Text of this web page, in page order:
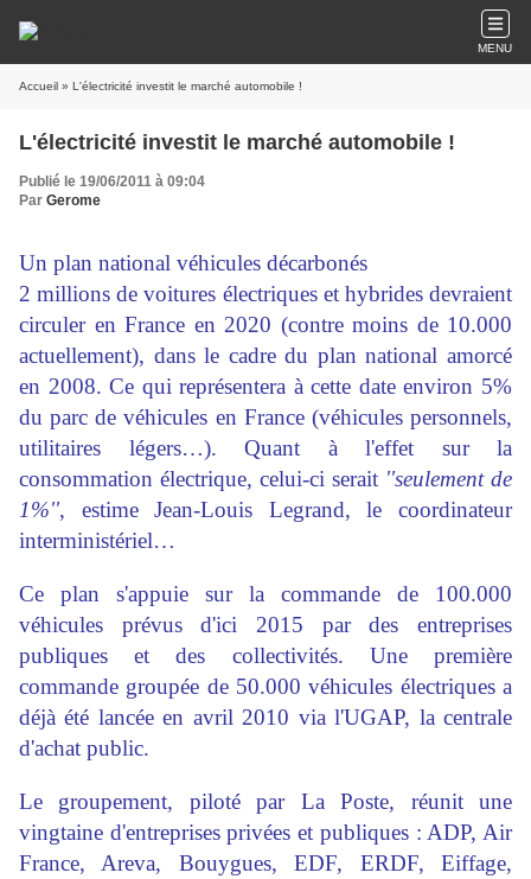
MENU
Accueil » L'électricité investit le marché automobile !
L'électricité investit le marché automobile !
Publié le 19/06/2011 à 09:04
Par Gerome
Un plan national véhicules décarbonés
2 millions de voitures électriques et hybrides devraient
circuler en France en 2020 (contre moins de 10.000
actuellement), dans le cadre du plan national amorcé
en 2008. Ce qui représentera à cette date environ 5%
du parc de véhicules en France (véhicules personnels,
utilitaires légers…). Quant à l'effet sur la
consommation électrique, celui-ci serait ''seulement de
1%'', estime Jean-Louis Legrand, le coordinateur
interministériel…
Ce plan s'appuie sur la commande de 100.000
véhicules prévus d'ici 2015 par des entreprises
publiques et des collectivités. Une première
commande groupée de 50.000 véhicules électriques a
déjà été lancée en avril 2010 via l'UGAP, la centrale
d'achat public.
Le groupement, piloté par La Poste, réunit une
vingtaine d'entreprises privées et publiques : ADP, Air
France, Areva, Bouygues, EDF, ERDF, Eiffage,